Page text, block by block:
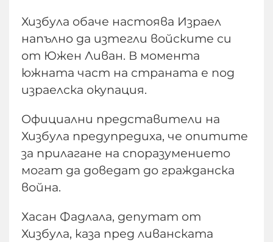
Хизбула обаче настоява Израел
напълно да изтегли войските си
от Южен Ливан. В момента
южната част на страната е под
израелска окупация.
Официални представители на
Хизбула предупредиха, че опитите
за прилагане на споразумението
могат да доведат до гражданска
война.
Хасан Фадлала, депутат от
Хизбула, каза пред ливанската